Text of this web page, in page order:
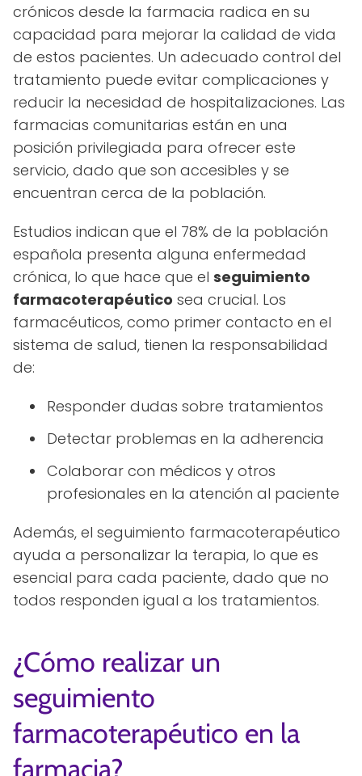
crónicos desde la farmacia radica en su
capacidad para mejorar la calidad de vida
de estos pacientes. Un adecuado control del
tratamiento puede evitar complicaciones y
reducir la necesidad de hospitalizaciones. Las
farmacias comunitarias están en una
posición privilegiada para ofrecer este
servicio, dado que son accesibles y se
encuentran cerca de la población.
Estudios indican que el 78% de la población
española presenta alguna enfermedad
crónica, lo que hace que el seguimiento
farmacoterapéutico sea crucial. Los
farmacéuticos, como primer contacto en el
sistema de salud, tienen la responsabilidad
de:
Responder dudas sobre tratamientos
Detectar problemas en la adherencia
Colaborar con médicos y otros
profesionales en la atención al paciente
Además, el seguimiento farmacoterapéutico
ayuda a personalizar la terapia, lo que es
esencial para cada paciente, dado que no
todos responden igual a los tratamientos.
¿Cómo realizar un
seguimiento
farmacoterapéutico en la
farmacia?